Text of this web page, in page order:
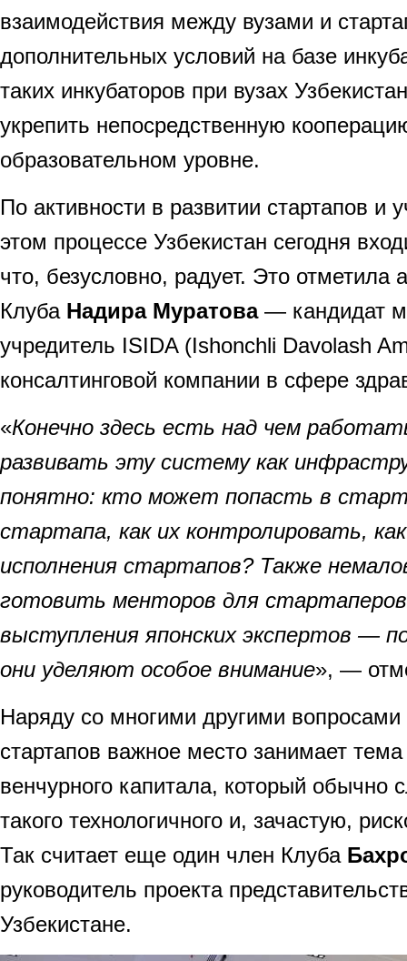
взаимодействия между вузами и
дополнительных условий на базе
таких инкубаторов при вузах
укрепить непосредственную
образовательном уровне.
По активности в развитии стартапов и
этом процессе Узбекистан сегодня
что, безусловно, радует. Это отметила
Клуба Надира Муратова— кандидат
учредитель ISIDA (Ishonchli Davolash
консалтинговой компании в сфере
«Конечно здесь есть над чем
развивать эту систему как
понятно: кто может попасть в
стартапа, как их контролировать,
исполнения стартапов? Также
готовить менторов для
выступления японских экспертов —
они уделяют особое внимание», —
Наряду со многими другими вопросами
стартапов важное место занимает
венчурного капитала, который обычно
такого технологичного и, зачастую,
Так считает еще один член Клуба
руководитель проекта
Узбекистане.